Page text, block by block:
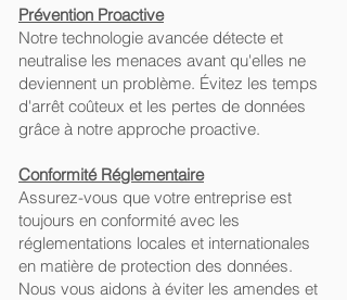
Prévention Proactive
Notre technologie avancée détecte et
neutralise les menaces avant qu'elles ne
deviennent un problème. Évitez les temps
d'arrêt coûteux et les pertes de données
grâce à notre approche proactive.
Conformité Réglementaire
Assurez-vous que votre entreprise est
toujours en conformité avec les
réglementations locales et internationales
en matière de protection des données.
Nous vous aidons à éviter les amendes et